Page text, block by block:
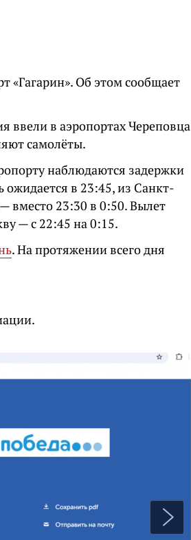
«Гагарин». Об этом сообщает
ввели в аэропортах Череповца
самолёты.
наблюдаются задержки
ожидается в 23:45, из Санкт-
вместо 23:30 в 0:50. Вылет
— с 22:45 на 0:15.
. На протяжении всего дня